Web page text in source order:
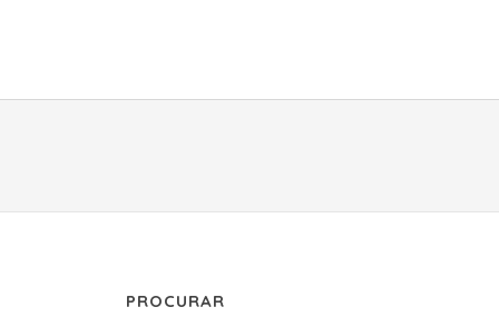
PROCURAR